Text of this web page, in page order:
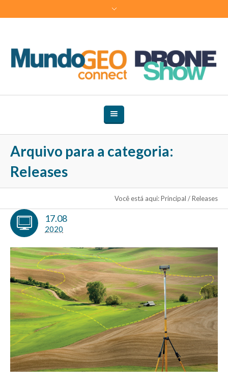
Arquivo para a categoria:
Releases
Você está aqui:Principal /Releases
17.08
2020